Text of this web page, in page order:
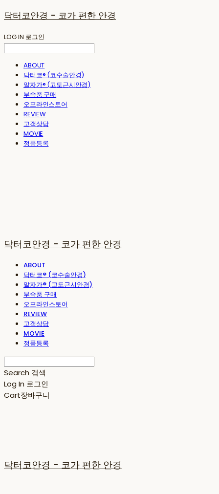
닥터코안경 - 코가 편한 안경
LOG IN 로그인
ABOUT
닥터코® (코수술안경)
알자가® (고도근시안경)
부속품 구매
오프라인스토어
REVIEW
고객상담
MOVIE
정품등록
닥터코안경 - 코가 편한 안경
ABOUT
닥터코® (코수술안경)
알자가® (고도근시안경)
부속품 구매
오프라인스토어
REVIEW
고객상담
MOVIE
정품등록
Search 검색
Log In 로그인
Cart장바구니
닥터코안경 - 코가 편한 안경